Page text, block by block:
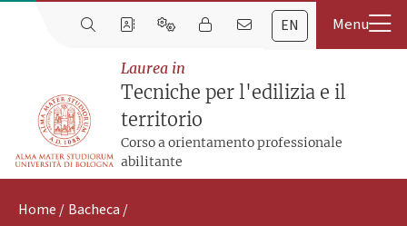
EN
Laurea in
Tecniche per l'edilizia e il
territorio
Corso a orientamento professionale
abilitante
Home Bacheca